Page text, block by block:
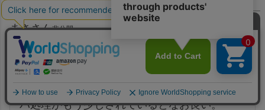
まさ
非公開
投稿日
2022/05/19
柔らかく着用しやすそうです。細かい部分のコ
バ処理がもう少しされているとなお良い。